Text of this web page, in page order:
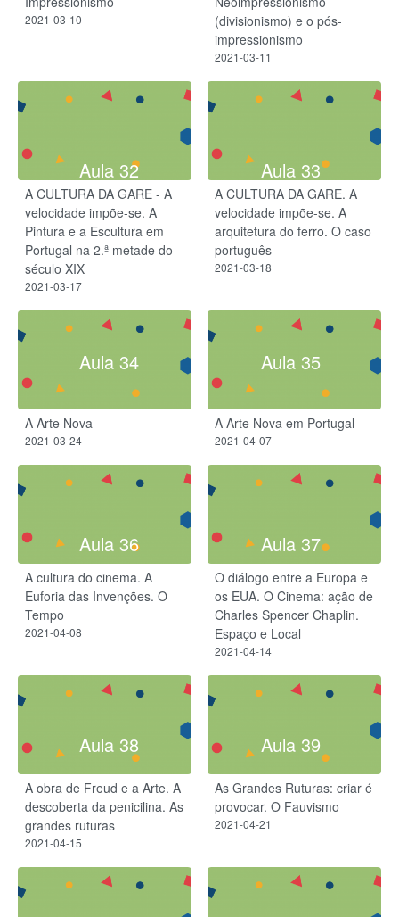
2021-03-10
(divisionismo) e o pós-
impressionismo
2021-03-11
Aula 32
A CULTURA DA GARE - A
velocidade impõe-se. A
Pintura e a Escultura em
Portugal na 2.ª metade do
século XIX
2021-03-17
Aula 33
A CULTURA DA GARE. A
velocidade impõe-se. A
arquitetura do ferro. O caso
português
2021-03-18
Aula 34
A Arte Nova
2021-03-24
Aula 35
A Arte Nova em Portugal
2021-04-07
Aula 36
A cultura do cinema. A
Euforia das Invenções. O
Tempo
2021-04-08
Aula 37
O diálogo entre a Europa e
os EUA. O Cinema: ação de
Charles Spencer Chaplin.
Espaço e Local
2021-04-14
Aula 38
A obra de Freud e a Arte. A
descoberta da penicilina. As
grandes ruturas
2021-04-15
Aula 39
As Grandes Ruturas: criar é
provocar. O Fauvismo
2021-04-21